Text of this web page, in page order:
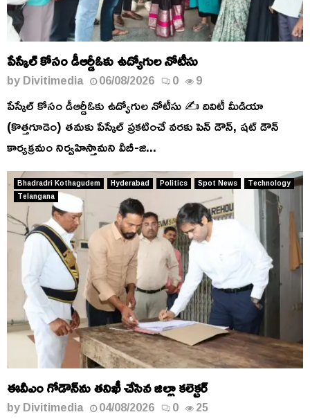
పేస్కేల్ కోసం డీఆర్డీఓకు ఉద్యోగుల నోటీసు
byDivitimedia 06/08/2026 0 9
పేస్కేల్ కోసం డీఆర్డీఓకు ఉద్యోగుల నోటీసు ✍️ దివిటీ మీడియా
(కొత్తగూడెం) తమకు పేస్కేల్ ప్రకటించే వరకు పెన్ డౌన్, షట్ డౌన్
కార్యక్రమం నిర్వహిస్తామని వీబీ-జి...
Bhadradri Kothagudem Hyderabad Politics Spot News
Technology
Telangana
ఈవీఎం గోడౌన్‌ను తనిఖీ చేసిన జిల్లా కలెక్టర్
byDivitimedia 04/08/2026 0 25